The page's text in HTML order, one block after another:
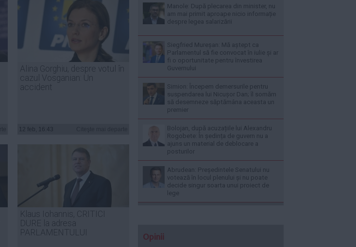
Alina Gorghiu, despre votul în
cazul Vosganian: Un
accident
12 feb, 16:43
Klaus Iohannis, CRITICI
DURE la adresa
PARLAMENTULUI
Manole: După plecarea din minister, nu
am mai primit aproape nicio informație
despre legea salarizării
Siegfried Mureșan: Mă aștept ca
Parlamentul să fie convocat în iulie și ar
fi o oportunitate pentru învestirea
Guvernului
Simion: Începem demersurile pentru
suspendarea lui Nicușor Dan; îl somăm
să desemneze săptămâna aceasta un
premier
Bolojan, după acuzațiile lui Alexandru
Rogobete: În ședința de guvern nu a
ajuns un material de deblocare a
posturilor
Abrudean: Președintele Senatului nu
votează în locul plenului și nu poate
decide singur soarta unui proiect de
lege
Opinii